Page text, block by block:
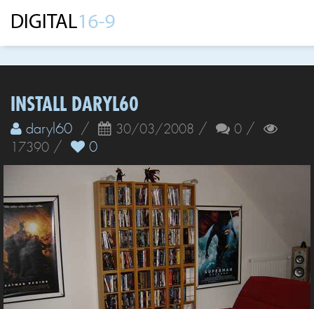
INSTALL DARYL60
daryl60 / 30/03/2008 / 0 /
17390 / 0